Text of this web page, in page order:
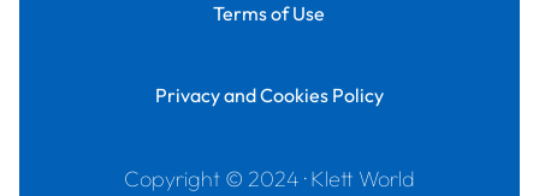
Terms of Use
Privacy and Cookies Policy
Copyright © 2024 · Klett World